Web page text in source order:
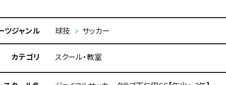
ツジャンル 球技 サッカー
カテゴリ スクール・教室